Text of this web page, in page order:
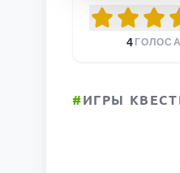
4 ГОЛОСА
#ИГРЫ